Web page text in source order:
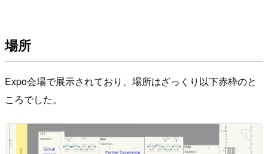
場所
Expo会場で展示されており、場所はざっくり以下赤枠のと
ころでした。